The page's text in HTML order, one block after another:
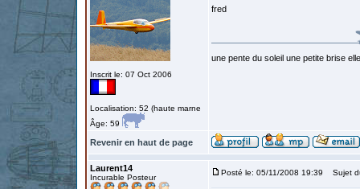
Inscrit le: 07 Oct 2006
Localisation: 52 (haute marne
Âge: 59
fred
une pente du soleil une petite brise
Revenir en haut de page
Laurent14
Incurable Posteur
Posté le: 05/11/2008 19:39 Sujet